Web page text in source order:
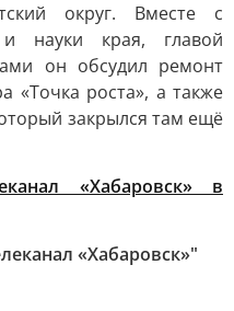
округ. Вместе с
науки края, главой
он обсудил ремонт
«Точка роста», а также
закрылся там ещё
«Хабаровск» в
«Хабаровск»"